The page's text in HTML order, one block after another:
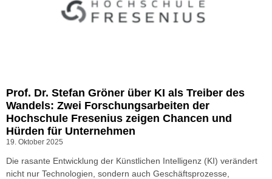
Prof. Dr. Stefan Gröner über KI als Treiber des
Wandels: Zwei Forschungsarbeiten der
Hochschule Fresenius zeigen Chancen und
Hürden für Unternehmen
19. Oktober 2025
Die rasante Entwicklung der Künstlichen Intelligenz (KI) verändert
nicht nur Technologien, sondern auch Geschäftsprozesse,